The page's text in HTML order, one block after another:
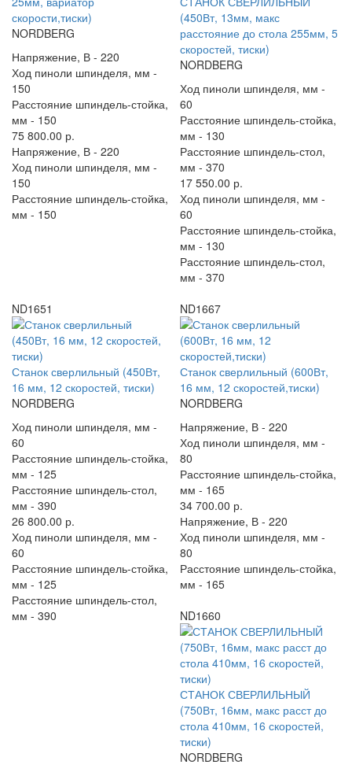
скорости,тиски)
NORDBERG
Напряжение, В - 220
Ход пиноли шпинделя, мм -
150
Расстояние шпиндель-стойка,
мм - 150
75 800.00 р.
Напряжение, В - 220
Ход пиноли шпинделя, мм -
150
Расстояние шпиндель-стойка,
мм - 150
(450Вт, 13мм, макс
расстояние до стола 255мм, 5
скоростей, тиски)
NORDBERG
Ход пиноли шпинделя, мм -
60
Расстояние шпиндель-стойка,
мм - 130
Расстояние шпиндель-стол,
мм - 370
17 550.00 р.
Ход пиноли шпинделя, мм -
60
Расстояние шпиндель-стойка,
мм - 130
Расстояние шпиндель-стол,
мм - 370
ND1651
Станок сверлильный (450Вт,
16 мм, 12 скоростей, тиски)
NORDBERG
Ход пиноли шпинделя, мм -
60
Расстояние шпиндель-стойка,
мм - 125
Расстояние шпиндель-стол,
мм - 390
26 800.00 р.
Ход пиноли шпинделя, мм -
60
Расстояние шпиндель-стойка,
мм - 125
Расстояние шпиндель-стол,
мм - 390
ND1667
Станок сверлильный (600Вт,
16 мм, 12 скоростей,тиски)
NORDBERG
Напряжение, В - 220
Ход пиноли шпинделя, мм -
80
Расстояние шпиндель-стойка,
мм - 165
34 700.00 р.
Напряжение, В - 220
Ход пиноли шпинделя, мм -
80
Расстояние шпиндель-стойка,
мм - 165
ND1660
СТАНОК СВЕРЛИЛЬНЫЙ
(750Вт, 16мм, макс расст до
стола 410мм, 16 скоростей,
тиски)
NORDBERG